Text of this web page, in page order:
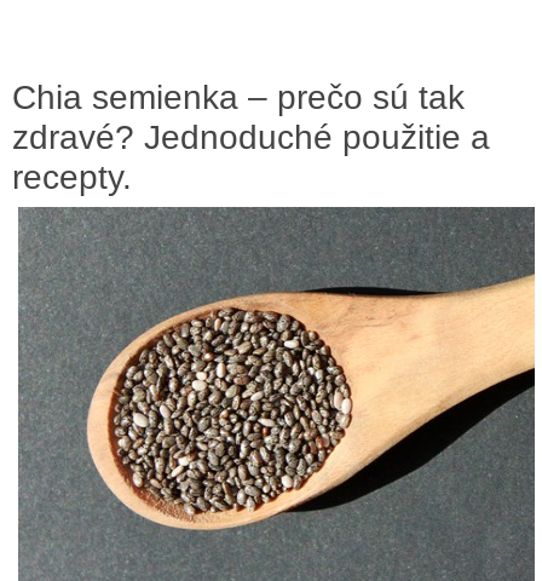
Chia semienka – prečo sú tak
zdravé? Jednoduché použitie a
recepty.